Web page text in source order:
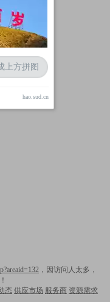
，因访问人太多，
态 供应市场 服务商 资源需求
上方拼图
hao.sud.cn